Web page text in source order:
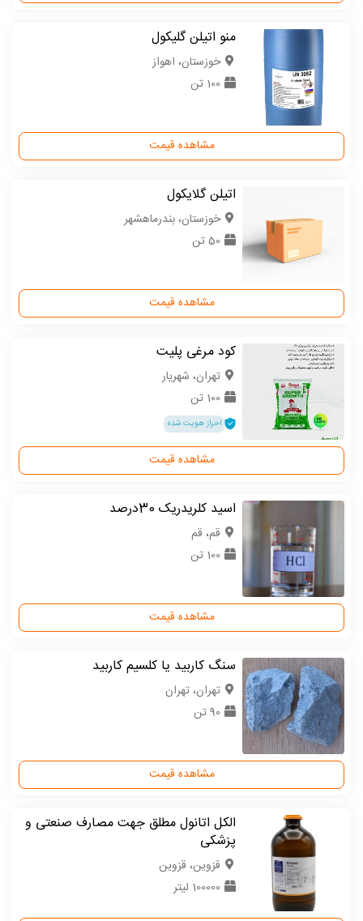
منو اتیلن گلیکول
خوزستان، اهواز
100 تن
مشاهده قیمت
اتیلن گلایکول
خوزستان، بندرماهشهر
50 تن
مشاهده قیمت
کود مرغی پلیت
تهران، شهریار
100 تن
احراز هویت شده
مشاهده قیمت
اسید کلریدریک 30درصد
قم، قم
100 تن
مشاهده قیمت
سنگ کاربید یا کلسیم کاربید
تهران، تهران
90 تن
مشاهده قیمت
الکل اتانول مطلق جهت مصارف صنعتی و
پزشکی
قزوین، قزوین
100000 لیتر